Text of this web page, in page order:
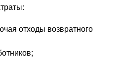
отходы возвратного